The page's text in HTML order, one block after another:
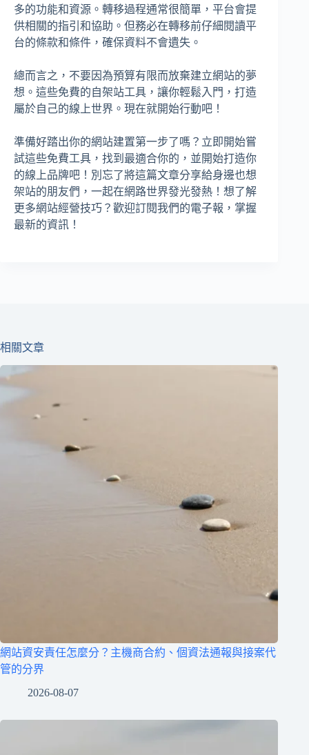
多的功能和資源。轉移過程通常很簡單，平台會提
供相關的指引和協助。但務必在轉移前仔細閱讀平
台的條款和條件，確保資料不會遺失。
總而言之，不要因為預算有限而放棄建立網站的夢
想。這些免費的自架站工具，讓你輕鬆入門，打造
屬於自己的線上世界。現在就開始行動吧！
準備好踏出你的網站建置第一步了嗎？立即開始嘗
試這些免費工具，找到最適合你的，並開始打造你
的線上品牌吧！別忘了將這篇文章分享給身邊也想
架站的朋友們，一起在網路世界發光發熱！想了解
更多網站經營技巧？歡迎訂閱我們的電子報，掌握
最新的資訊！
相關文章
網站資安責任怎麼分？主機商合約、個資法通報與接案代
管的分界
2026-08-07